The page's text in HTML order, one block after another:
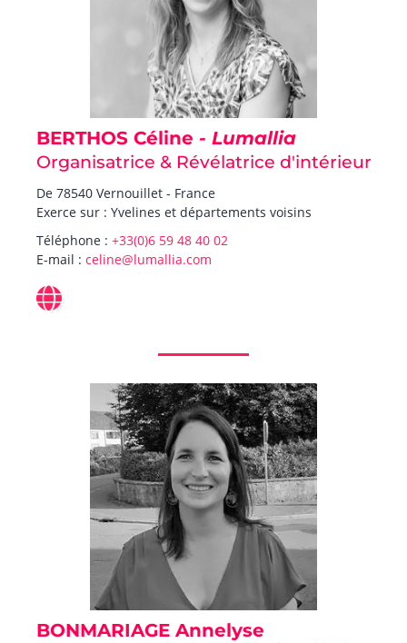
BERTHOS Céline - Lumallia
Organisatrice & Révélatrice d'intérieur
De 78540 Vernouillet - France
Exerce sur : Yvelines et départements voisins
Téléphone : +33(0)6 59 48 40 02
E-mail : celine@lumallia.com
BONMARIAGE Annelyse